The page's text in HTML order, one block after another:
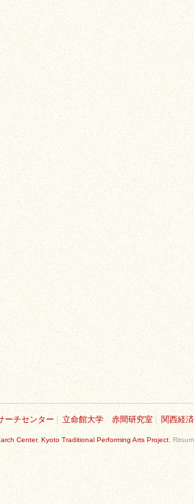
ーチセンター 立命館大学 赤間研究室 関西経
Center, Kyoto Traditional Performing Arts Project ,